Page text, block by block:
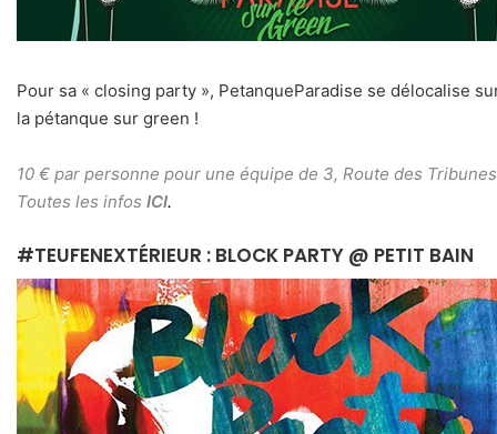
Pour sa « closing party », PetanqueParadise se délocalise
la pétanque sur green !
10 € par personne pour une équipe de 3, Route des
Toutes les infos ICI.
#TEUFENEXTÉRIEUR : BLOCK PARTY @ PETIT BAIN